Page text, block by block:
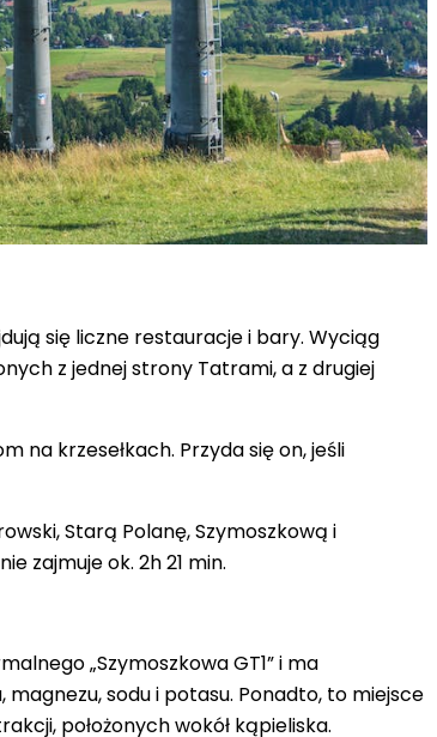
się liczne restauracje i bary. Wyciąg
z jednej strony Tatrami, a z drugiej
na krzesełkach. Przyda się on, jeśli
Starą Polanę, Szymoszkową i
zajmuje ok. 2h 21 min.
„Szymoszkowa GT1” i ma
magnezu, sodu i potasu. Ponadto, to miejsce
położonych wokół kąpieliska.